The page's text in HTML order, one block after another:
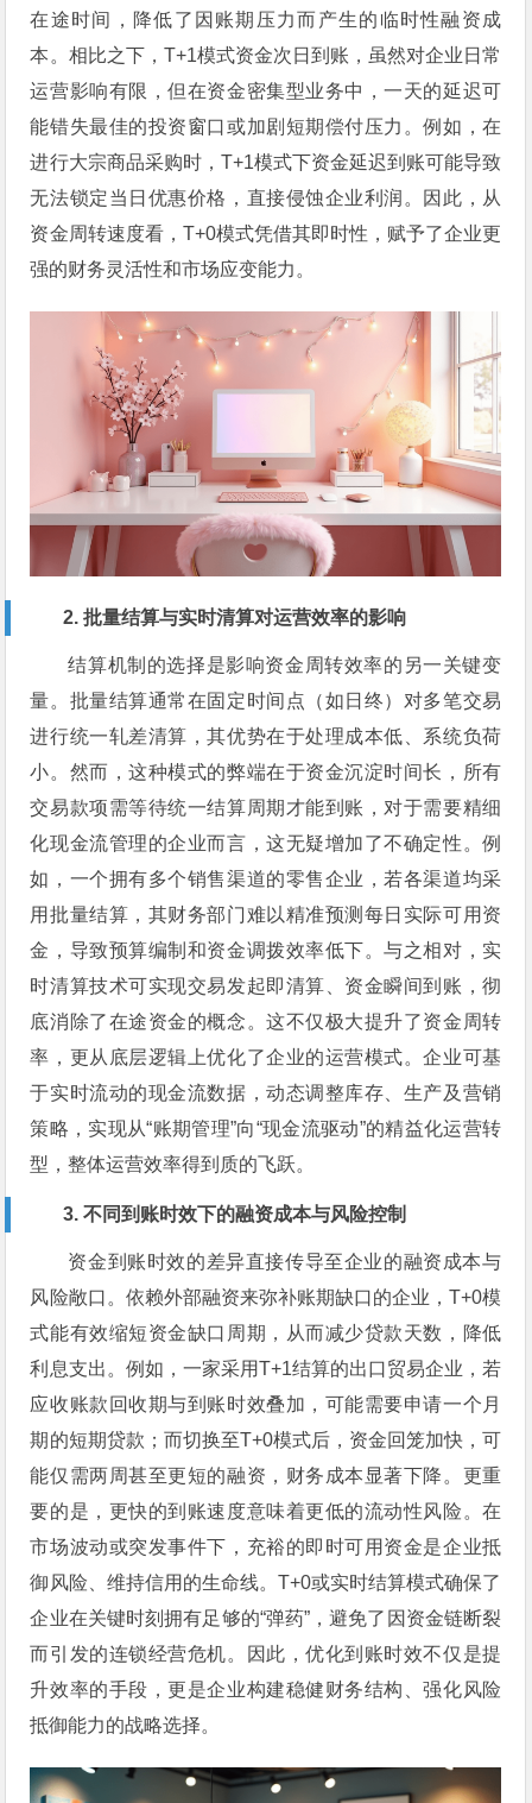
在途时间，降低了因账期压力而产生的临时性融资成
本。相比之下，T+1模式资金次日到账，虽然对企业日常
运营影响有限，但在资金密集型业务中，一天的延迟可
能错失最佳的投资窗口或加剧短期偿付压力。例如，在
进行大宗商品采购时，T+1模式下资金延迟到账可能导致
无法锁定当日优惠价格，直接侵蚀企业利润。因此，从
资金周转速度看，T+0模式凭借其即时性，赋予了企业更
强的财务灵活性和市场应变能力。
2. 批量结算与实时清算对运营效率的影响
结算机制的选择是影响资金周转效率的另一关键变
量。批量结算通常在固定时间点（如日终）对多笔交易
进行统一轧差清算，其优势在于处理成本低、系统负荷
小。然而，这种模式的弊端在于资金沉淀时间长，所有
交易款项需等待统一结算周期才能到账，对于需要精细
化现金流管理的企业而言，这无疑增加了不确定性。例
如，一个拥有多个销售渠道的零售企业，若各渠道均采
用批量结算，其财务部门难以精准预测每日实际可用资
金，导致预算编制和资金调拨效率低下。与之相对，实
时清算技术可实现交易发起即清算、资金瞬间到账，彻
底消除了在途资金的概念。这不仅极大提升了资金周转
率，更从底层逻辑上优化了企业的运营模式。企业可基
于实时流动的现金流数据，动态调整库存、生产及营销
策略，实现从“账期管理”向“现金流驱动”的精益化运营转
型，整体运营效率得到质的飞跃。
3. 不同到账时效下的融资成本与风险控制
资金到账时效的差异直接传导至企业的融资成本与
风险敞口。依赖外部融资来弥补账期缺口的企业，T+0模
式能有效缩短资金缺口周期，从而减少贷款天数，降低
利息支出。例如，一家采用T+1结算的出口贸易企业，若
应收账款回收期与到账时效叠加，可能需要申请一个月
期的短期贷款；而切换至T+0模式后，资金回笼加快，可
能仅需两周甚至更短的融资，财务成本显著下降。更重
要的是，更快的到账速度意味着更低的流动性风险。在
市场波动或突发事件下，充裕的即时可用资金是企业抵
御风险、维持信用的生命线。T+0或实时结算模式确保了
企业在关键时刻拥有足够的“弹药”，避免了因资金链断裂
而引发的连锁经营危机。因此，优化到账时效不仅是提
升效率的手段，更是企业构建稳健财务结构、强化风险
抵御能力的战略选择。